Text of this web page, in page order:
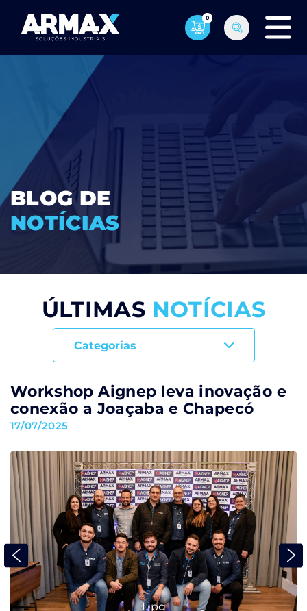
0
BLOG DE
NOTÍCIAS
ÚLTIMAS NOTÍCIAS
Categorias
Workshop Aignep leva inovação e
conexão a Joaçaba e Chapecó
17/07/2025
1.jpg